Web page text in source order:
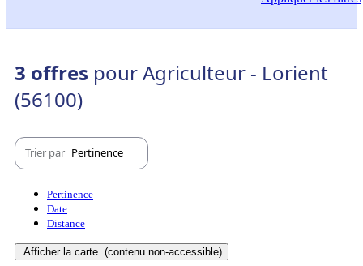
3 offres pour Agriculteur - Lorient
(56100)
Trier par Pertinence
Pertinence
Date
Distance
Afficher la carte (contenu non-accessible)